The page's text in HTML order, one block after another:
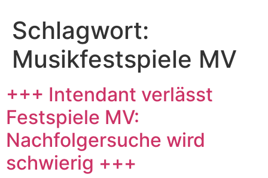
Schlagwort:
Musikfestspiele MV
+++ Intendant verlässt
Festspiele MV:
Nachfolgersuche wird
schwierig +++